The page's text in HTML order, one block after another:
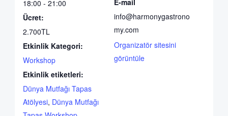
18:00 - 21:00
Ücret:
2.700TL
Etkinlik Kategori:
Workshop
Etkinlik etiketleri:
Dünya Mutfağı Tapas
Atölyesi, Dünya Mutfağı
E-mail
info@harmonygastrono
my.com
Organizatör sitesini
görüntüle